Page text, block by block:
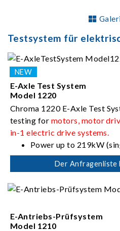
Testsystem für
E-Axle Test System
Model 1220
Chroma 1220 E-Axle Test
testing for motors, motor
in-1 electric drive systems.
Power up to 219kW
Rotational speed up to
Torque up to 2,988Nm
Der Anfragenliste
E-Antriebs-Prüfsystem
Model 1210